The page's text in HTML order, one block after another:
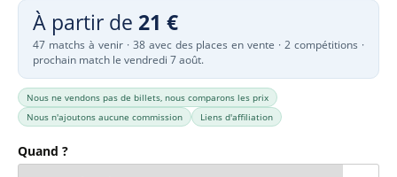
À partir de 21 €
47 matchs à venir · 38 avec des places en vente · 2 compétitions ·
prochain match le vendredi 7 août.
Nous ne vendons pas de billets, nous comparons les prix
Nous n'ajoutons aucune commission
Liens d'affiliation
Quand ?